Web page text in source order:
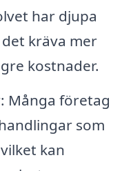
har djupa
kräva mer
kostnader.
Många företag
som
kan